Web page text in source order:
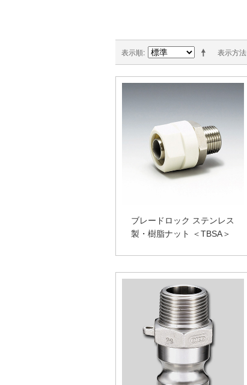
表示方法
表示順
ブレードロック ステンレス
製・樹脂ナット ＜TBSA＞